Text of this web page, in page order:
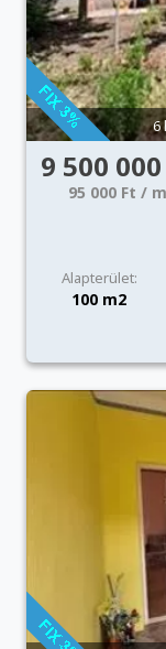
6
9 500
95 000 Ft / m
Alapterület:
100 m2